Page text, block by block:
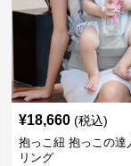
¥18,660 (税込)
抱っこ紐 抱っこの達
リング